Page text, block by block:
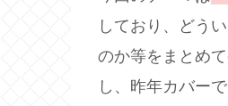
しており、どう
のか等をまとめ
し、昨年カバー